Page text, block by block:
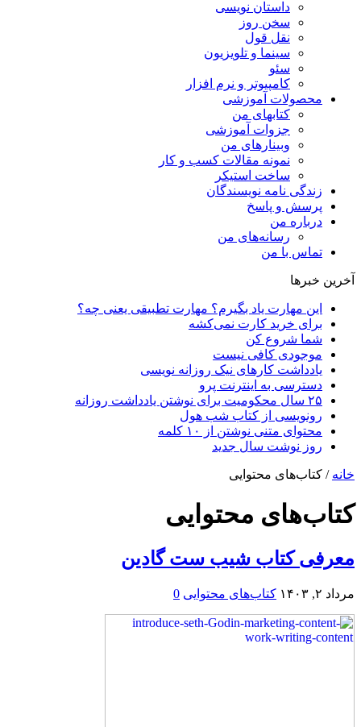
داستان نویسی
سخن روز
نقل قول
سینما و تلویزیون
سئو
کامپیوتر و نرم افزار
محصولات آموزشی
کتابهای من
جزوات آموزشی
وبینارهای من
نمونه مقالات کسب و کار
ساخت استیکر
زندگی نامه نویسندگان
پرسش و پاسخ
درباره من
رسانه‌ها‌ی من
تماس با من
آخرین خبرها
این مهارت یاد بگیرم؟ مهارت تطبیقی یعنی چه؟
برای خرید کارت نمی‌‌کشه
شما شروع کن
موجودی کافی نیست
یادداشت کارهای نیک روزانه نویسی
دسترسی به اینترنت پرو
۲۵ سال محکومیت برای نوشتن یادداشت روزانه
رونویسی از کتاب شب هول
محتوای متنی نوشتن از ۱۰ کلمه
روز نوشت سال جدید
خانه / کتاب‌های محتوایی
کتاب‌های محتوایی
معرفی کتاب شیب ست گادین
مرداد ۲, ۱۴۰۳ کتاب‌های محتوایی 0